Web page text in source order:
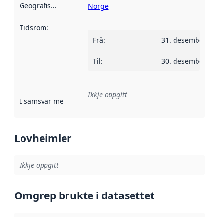
Geografisk område Norge
Tidsrom:
Frå: 31. desember
Til: 30. desember
I samsvar med Referanse til ei implementeringsregel eller
Ikkje oppgitt
Lovheimler
Ikkje oppgitt
Omgrep brukte i datasettet